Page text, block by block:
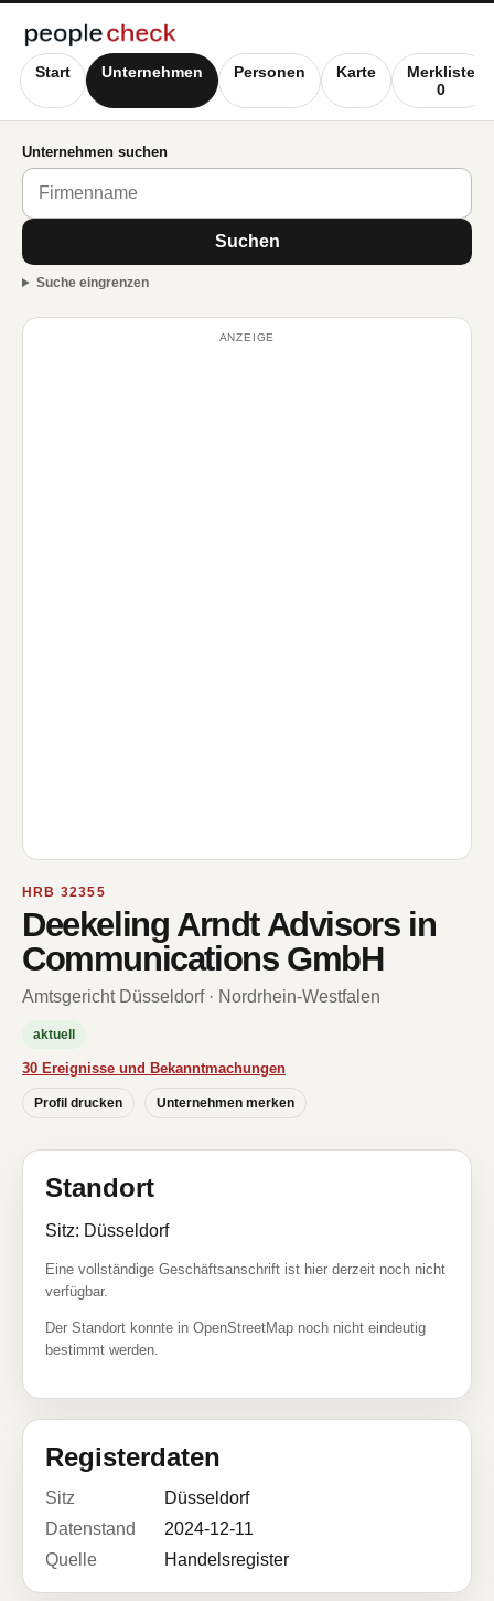
Start Unternehmen Personen Karte
Merkliste
0
Unternehmen suchen
Suchen
Suche eingrenzen
ANZEIGE
HRB 32355
Deekeling Arndt Advisors in
Communications GmbH
Amtsgericht Düsseldorf · Nordrhein-Westfalen
aktuell
30 Ereignisse und Bekanntmachungen
Profil drucken Unternehmen merken
Standort
Sitz: Düsseldorf
Eine vollständige Geschäftsanschrift ist hier derzeit noch nicht
verfügbar.
Der Standort konnte in OpenStreetMap noch nicht eindeutig
bestimmt werden.
Registerdaten
Sitz
Düsseldorf
Datenstand
2024-12-11
Quelle
Handelsregister